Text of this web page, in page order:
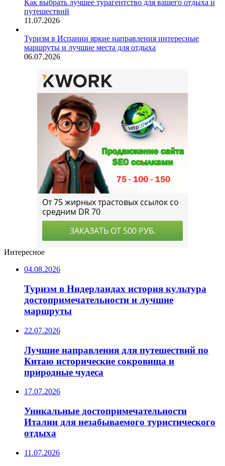
Как выбрать лучшее турагентство для вашего отдыха и
путешествий
11.07.2026
Туризм в Испании яркие направления интересные
маршруты и лучшие места для отдыха
06.07.2026
Интересное
04.08.2026
Туризм в Нидерландах история культура
достопримечательности и лучшие
маршруты
22.07.2026
Лучшие направления для путешествий по
Китаю исторические сокровища и
природные чудеса
17.07.2026
Уникальные достопримечательности
Италии для незабываемого туристического
отдыха
11.07.2026